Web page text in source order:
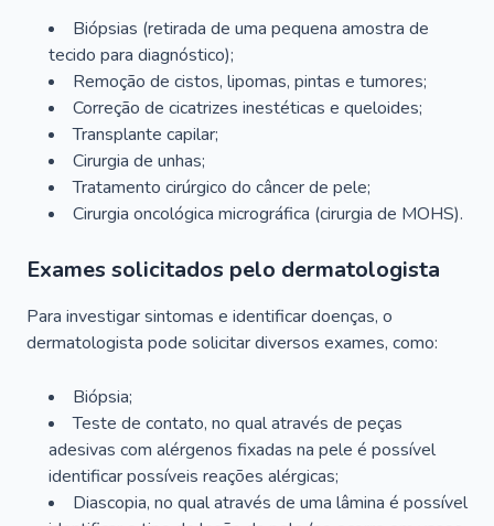
Biópsias (retirada de uma pequena amostra de
tecido para diagnóstico);
Remoção de cistos, lipomas, pintas e tumores;
Correção de cicatrizes inestéticas e queloides;
Transplante capilar;
Cirurgia de unhas;
Tratamento cirúrgico do câncer de pele;
Cirurgia oncológica micrográfica (cirurgia de MOHS).
Exames solicitados pelo dermatologista
Para investigar sintomas e identificar doenças, o
dermatologista pode solicitar diversos exames, como:
Biópsia;
Teste de contato, no qual através de peças
adesivas com alérgenos fixadas na pele é possível
identificar possíveis reações alérgicas;
Diascopia, no qual através de uma lâmina é possível